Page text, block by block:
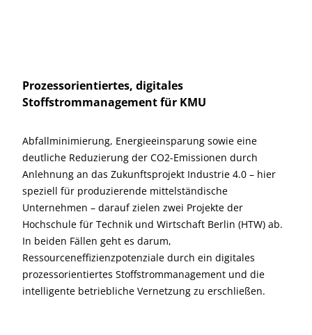
Prozessorientiertes, digitales
Stoffstrommanagement für KMU
Abfallminimierung, Energieeinsparung sowie eine
deutliche Reduzierung der CO2-Emissionen durch
Anlehnung an das Zukunftsprojekt Industrie 4.0 – hier
speziell für produzierende mittelständische
Unternehmen – darauf zielen zwei Projekte der
Hochschule für Technik und Wirtschaft Berlin (HTW) ab.
In beiden Fällen geht es darum,
Ressourceneffizienzpotenziale durch ein digitales
prozessorientiertes Stoffstrommanagement und die
intelligente betriebliche Vernetzung zu erschließen.